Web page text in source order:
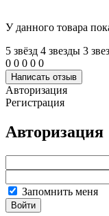
У данного товара
5 звёзд 4 звeзды 3
0 0 0 0 0
Написать отзыв
Авторизация
Регистрация
Авторизация
Запомнить меня
Войти